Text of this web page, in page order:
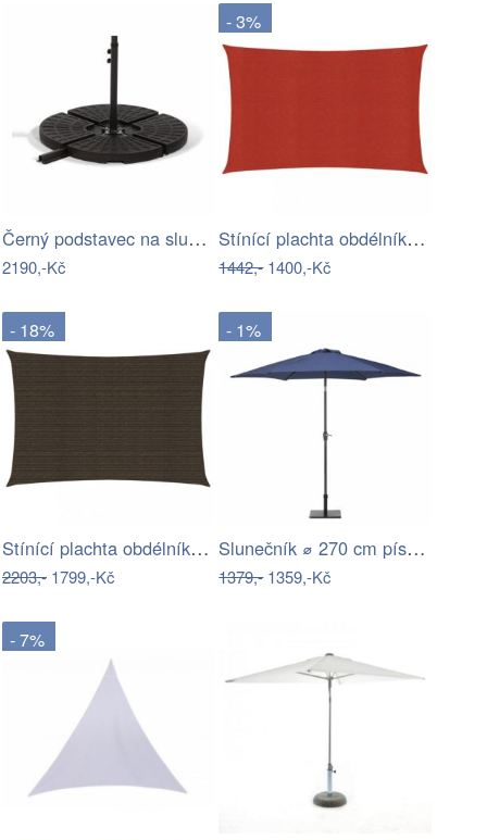
Černý podstavec na slunečník Bonami…
2190,-Kč
- 3%
Stínící plachta obdélníková HDPE 3 x 6…
1442,-1400,-Kč
- 18%
Stínící plachta obdélníková HDPE 4 x 7…
2203,- 1799,-Kč
- 1%
Slunečník ⌀ 270 cm pískově béžový VARESE
1379,-1359,-Kč
- 7%